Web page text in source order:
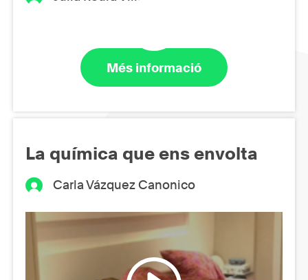
Més informació
La química que ens envolta
Carla Vázquez Canonico